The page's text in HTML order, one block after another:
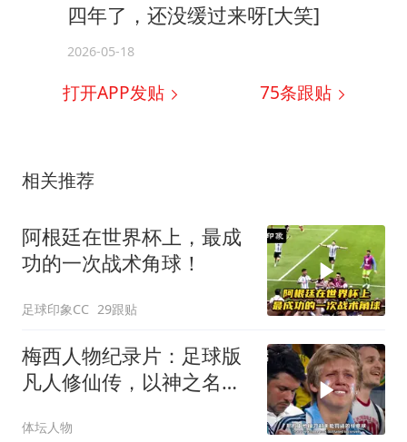
四年了，还没缓过来呀[大笑]
2026-05-18
打开APP发贴 75条跟贴
相关推荐
阿根廷在世界杯上，最成
功的一次战术角球！
足球印象CC 29跟贴
梅西人物纪录片：足球版
凡人修仙传，以神之名拯
体坛人物